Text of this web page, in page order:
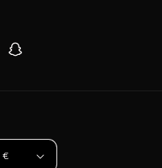
Snapchat
France | EUR €